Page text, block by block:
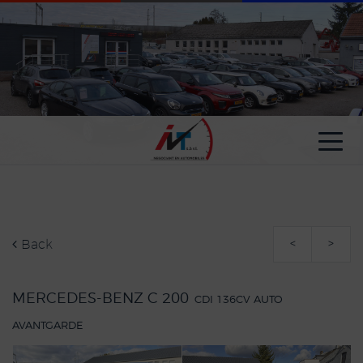
Back < >
MERCEDES-BENZ C 200 CDI 136CV AUTO
AVANTGARDE
Cookies management panel